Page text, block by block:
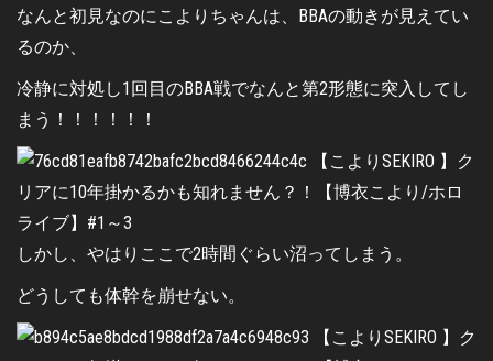
なんと初見なのにこよりちゃんは、BBAの動きが見えてい
るのか、
冷静に対処し1回目のBBA戦でなんと第2形態に突入してし
まう！！！！！！
しかし、やはりここで2時間ぐらい沼ってしまう。
どうしても体幹を崩せない。